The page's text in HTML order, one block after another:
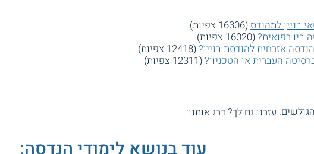
בניין למהנדס (16306 צפיות)
ביו רפואית?(16020 צפיות)
אזרחית להנדסת בניין?(12418 צפיות)
העברית או הטכניון?(12311 צפיות)
עזרנו גם לך? דרג אותנו: